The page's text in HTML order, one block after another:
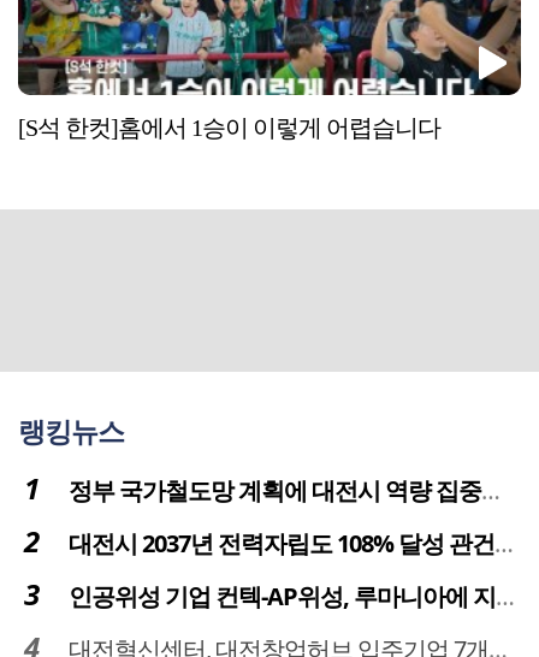
[S석 한컷]홈에서 1승이 이렇게 어렵습니다
랭킹뉴스
정부 국가철도망 계획에 대전시 역량 집중해야
대전시 2037년 전력자립도 108% 달성 관건은 '주민 수용성'
인공위성 기업 컨텍-AP위성, 루마니아에 지상국 시스템 전수
대전혁신센터, 대전창업허브 입주기업 7개사 모집